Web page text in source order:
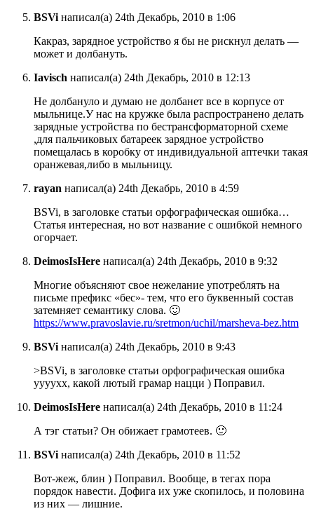
BSVi написал(а) 24th Декабрь, 2010 в 1:06
Какраз, зарядное устройство я бы не рискнул делать —
может и долбануть.
Iavisch написал(а) 24th Декабрь, 2010 в 12:13
Не долбануло и думаю не долбанет все в корпусе от
мыльнице.У нас на кружке была распространено делать
зарядные устройства по бестрансформаторной схеме
,для пальчиковых батареек зарядное устройство
помещалась в коробку от индивидуальной аптечки такая
оранжевая,либо в мыльницу.
rayan написал(а) 24th Декабрь, 2010 в 4:59
BSVi, в заголовке статьи орфографическая ошибка…
Статья интересная, но вот название с ошибкой немного
огорчает.
DeimosIsHere написал(а) 24th Декабрь, 2010 в 9:32
Многие объясняют свое нежелание употреблять на
письме префикс «бес»- тем, что его буквенный состав
затемняет семантику слова. 🙂
https://www.pravoslavie.ru/sretmon/uchil/marsheva-bez.htm
BSVi написал(а) 24th Декабрь, 2010 в 9:43
>BSVi, в заголовке статьи орфографическая ошибка
уууухх, какой лютый грамар нацци ) Поправил.
DeimosIsHere написал(а) 24th Декабрь, 2010 в 11:24
А тэг статьи? Он обижает грамотеев. 🙂
BSVi написал(а) 24th Декабрь, 2010 в 11:52
Вот-жеж, блин ) Поправил. Вообще, в тегах пора
порядок навести. Дофига их уже скопилось, и половина
из них — лишние.